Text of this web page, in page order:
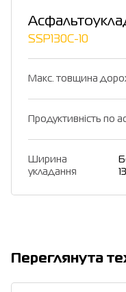
SSP130C-10
Макс. товщина
Продуктивність по
Ширина
укладання
Переглянута